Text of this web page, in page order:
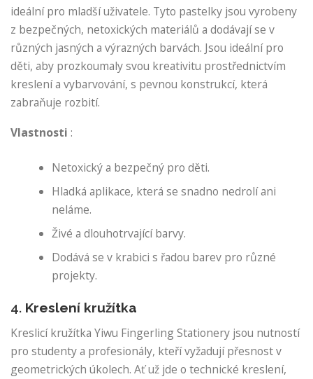
ideální pro mladší uživatele. Tyto pastelky jsou vyrobeny
z bezpečných, netoxických materiálů a dodávají se v
různých jasných a výrazných barvách. Jsou ideální pro
děti, aby prozkoumaly svou kreativitu prostřednictvím
kreslení a vybarvování, s pevnou konstrukcí, která
zabraňuje rozbití.
Vlastnosti :
Netoxický a bezpečný pro děti.
Hladká aplikace, která se snadno nedrolí ani
neláme.
Živé a dlouhotrvající barvy.
Dodává se v krabici s řadou barev pro různé
projekty.
4. Kreslení kružítka
Kreslicí kružítka Yiwu Fingerling Stationery jsou nutností
pro studenty a profesionály, kteří vyžadují přesnost v
geometrických úkolech. Ať už jde o technické kreslení,